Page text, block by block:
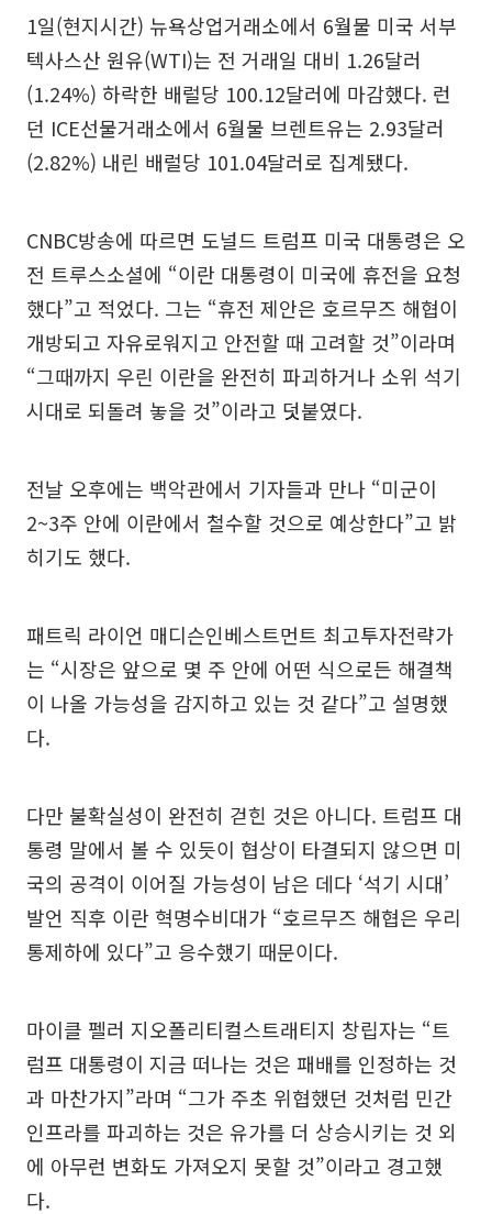
1일(현지시간) 뉴욕상업거래소에서 6월물 미국 서부
텍사스산 원유(WTI)는 전 거래일 대비 1.26달러
(1.24%) 하락한 배럴당 100.12달러에 마감했다. 런
던 ICE선물거래소에서 6월물 브렌트유는 2.93달러
(2.82%) 내린 배럴당 101.04달러로 집계됐다.
CNBC방송에 따르면 도널드 트럼프 미국 대통령은 오
전 트루스소셜에 “이란 대통령이 미국에 휴전을 요청
했다”고 적었다. 그는 “휴전 제안은 호르무즈 해협이
개방되고 자유로워지고 안전할 때 고려할 것”이라며
“그때까지 우린 이란을 완전히 파괴하거나 소위 석기
시대로 되돌려 놓을 것”이라고 덧붙였다.
전날 오후에는 백악관에서 기자들과 만나 “미군이
2~3주 안에 이란에서 철수할 것으로 예상한다”고 밝
히기도 했다.
패트릭 라이언 매디슨인베스트먼트 최고투자전략가
는 “시장은 앞으로 몇 주 안에 어떤 식으로든 해결책
이 나올 가능성을 감지하고 있는 것 같다”고 설명했
다.
다만 불확실성이 완전히 걷힌 것은 아니다. 트럼프 대
통령 말에서 볼 수 있듯이 협상이 타결되지 않으면 미
국의 공격이 이어질 가능성이 남은 데다 ‘석기 시대’
발언 직후 이란 혁명수비대가 “호르무즈 해협은 우리
통제하에 있다”고 응수했기 때문이다.
마이클 펠러 지오폴리티컬스트래티지 창립자는 “트
럼프 대통령이 지금 떠나는 것은 패배를 인정하는 것
과 마찬가지”라며 “그가 주초 위협했던 것처럼 민간
인프라를 파괴하는 것은 유가를 더 상승시키는 것 외
에 아무런 변화도 가져오지 못할 것”이라고 경고했
다.